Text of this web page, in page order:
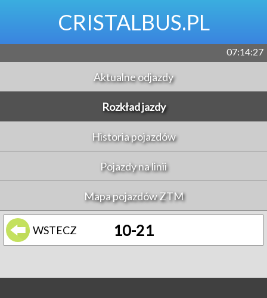
CRISTALBUS.PL
07:14:27
Aktualne odjazdy
Rozkład jazdy
Historia pojazdów
Pojazdy na linii
Mapa pojazdów ZTM
WSTECZ 10-21